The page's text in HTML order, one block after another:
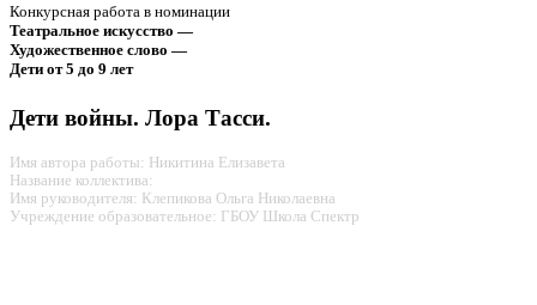
Конкурсная работа в номинации
Театральное искусство —
Художественное слово —
Дети от 5 до 9 лет
Дети войны. Лора Тасси.
Имя автора работы: Никитина Елизавета
Название коллектива:
Имя руководителя: Клепикова Ольга Николаевна
Учреждение образовательное: ГБОУ Школа Спектр